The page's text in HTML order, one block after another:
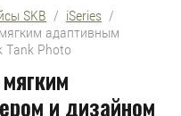
SKB
  /
iSeries
мягким адаптивным
Tank Photo
и дизайном